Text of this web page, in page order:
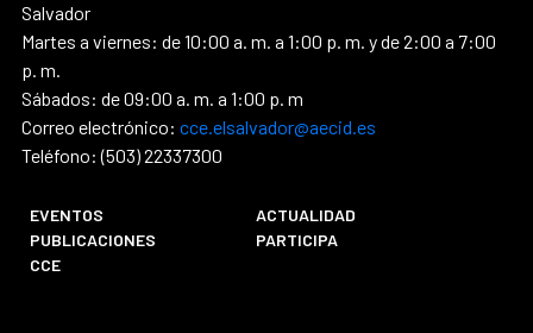
Salvador
Martes a viernes: de 10:00 a. m. a 1:00 p. m. y de 2:00 a 7:00
p. m.
Sábados: de 09:00 a. m. a 1:00 p. m
Correo electrónico: cce.elsalvador@aecid.es
Teléfono: (503) 22337300
EVENTOS
ACTUALIDAD
PUBLICACIONES
PARTICIPA
CCE